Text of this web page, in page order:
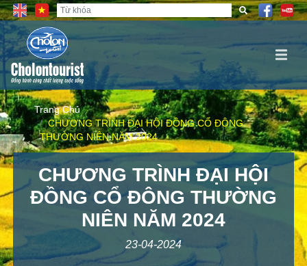
Trang Chủ
CHƯƠNG TRÌNH ĐẠI HỘI ĐỒNG CỔ ĐÔNG
THƯỜNG NIÊN NĂM 2024
CHƯƠNG TRÌNH ĐẠI HỘI
ĐỒNG CỔ ĐÔNG THƯỜNG
NIÊN NĂM 2024
23-04-2024